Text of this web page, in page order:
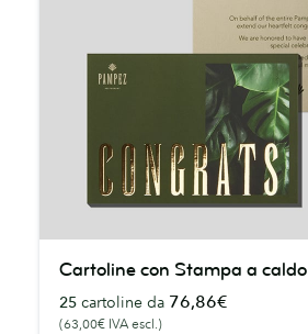
con
Stampa
Cartoline con Stampa a caldo
25 cartoline da 76,86€
(63,00€ IVA escl.)